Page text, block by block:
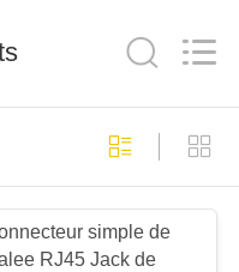
de
simple de
RJ45 Jack de